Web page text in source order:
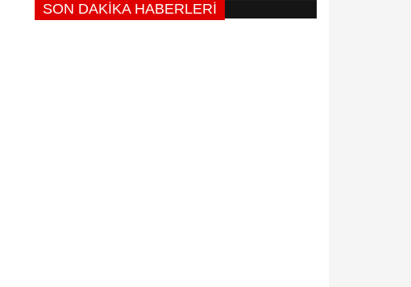
SON DAKİKA HABERLERİ